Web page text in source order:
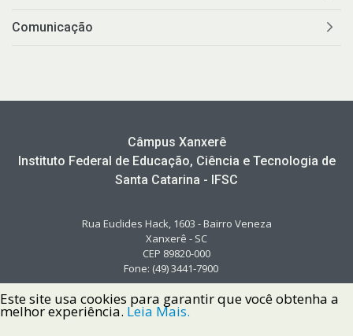
Comunicação
Câmpus Xanxerê
Instituto Federal de Educação, Ciência e Tecnologia de
Santa Catarina - IFSC
Rua Euclides Hack, 1603 - Bairro Veneza
Xanxerê - SC
CEP 89820-000
Fone: (49) 3441-7900
Este site usa cookies para garantir que você obtenha a
melhor experiência. Leia Mais.